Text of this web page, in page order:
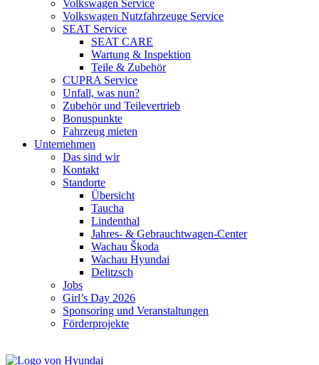
Volkswagen Service
Volkswagen Nutzfahrzeuge Service
SEAT Service
SEAT CARE
Wartung & Inspektion
Teile & Zubehör
CUPRA Service
Unfall, was nun?
Zubehör und Teilevertrieb
Bonuspunkte
Fahrzeug mieten
Unternehmen
Das sind wir
Kontakt
Standorte
Übersicht
Taucha
Lindenthal
Jahres- & Gebrauchtwagen-Center
Wachau Škoda
Wachau Hyundai
Delitzsch
Jobs
Girl’s Day 2026
Sponsoring und Veranstaltungen
Förderprojekte